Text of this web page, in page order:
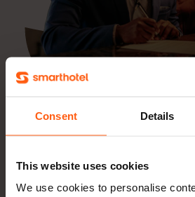
Consent Details
This website uses cookies
We use cookies to personalise
Ontdek je
Blueprint